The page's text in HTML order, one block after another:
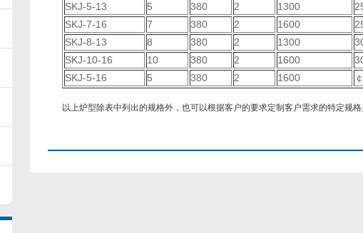
SKJ-5-13
5 380 2 1300
SKJ-7-16
7 380 2 1600
SKJ-8-13
8 380 2 1300
SKJ-10-16
10 380 2 1600
SKJ-5-16
5 380 2 1600
以上炉型除表中列出的规格外，也可以根据客户的要求定制客户需求的特定规格